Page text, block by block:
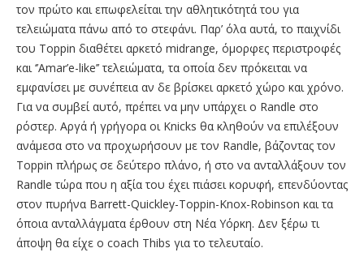
τον πρώτο και επωφελείται την αθλητικότητά του για
τελειώματα πάνω από το στεφάνι. Παρ’ όλα αυτά, το παιχνίδι
του Toppin διαθέτει αρκετό midrange, όμορφες περιστροφές
και ‘’Amar’e-like’’ τελειώματα, τα οποία δεν πρόκειται να
εμφανίσει με συνέπεια αν δε βρίσκει αρκετό χώρο και χρόνο.
Για να συμβεί αυτό, πρέπει να μην υπάρχει ο Randle στο
ρόστερ. Αργά ή γρήγορα οι Knicks θα κληθούν να επιλέξουν
ανάμεσα στο να προχωρήσουν με τον Randle, βάζοντας τον
Toppin πλήρως σε δεύτερο πλάνο, ή στο να ανταλλάξουν τον
Randle τώρα που η αξία του έχει πιάσει κορυφή, επενδύοντας
στον πυρήνα Barrett-Quickley-Toppin-Knox-Robinson και τα
όποια ανταλλάγματα έρθουν στη Νέα Υόρκη. Δεν ξέρω τι
άποψη θα είχε ο coach Thibs για το τελευταίο.